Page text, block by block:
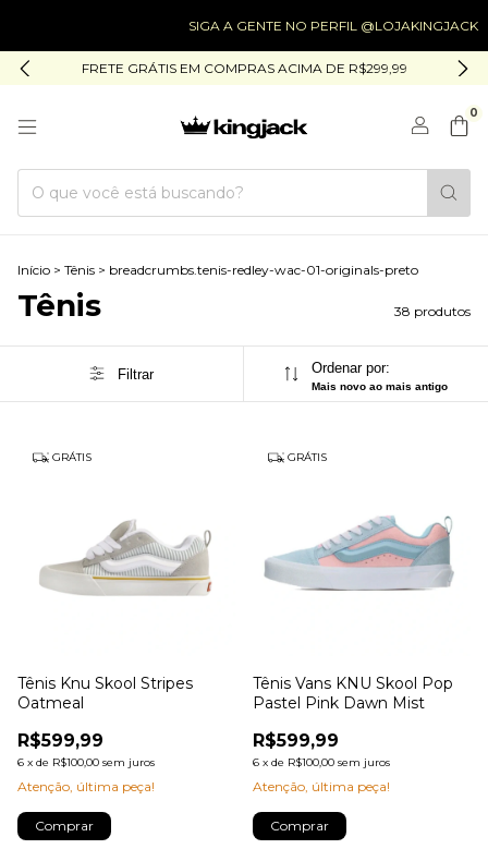
SIGA A GENTE NO PERFIL @LOJAKINGJACK
FRETE GRÁTIS EM COMPRAS ACIMA DE R$299,99
0
Início > Tênis > breadcrumbs.tenis-redley-wac-01-originals-preto
Tênis 38 produtos
Filtrar Ordenar por:
Mais novo ao mais antigo
GRÁTIS
Tênis Knu Skool Stripes
Oatmeal
R$599,99
6 x de R$100,00 sem juros
Atenção, última peça!
Comprar
GRÁTIS
Tênis Vans KNU Skool Pop
Pastel Pink Dawn Mist
R$599,99
6 x de R$100,00 sem juros
Atenção, última peça!
Comprar